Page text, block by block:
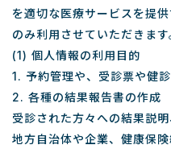
を適切な医療サービスを提
のみ利用させていただきます
(1) 個人情報の利用目的
1. 予約管理や、受診票や健
2. 各種の結果報告書の作成
受診された方々への結果説
地方自治体や企業、健康保